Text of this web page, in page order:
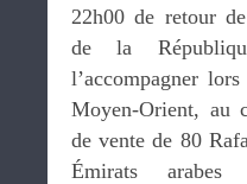
22h00 de retour
de la
l’accompagner
Moyen-Orient, au
de vente de 80
Émirats arabes